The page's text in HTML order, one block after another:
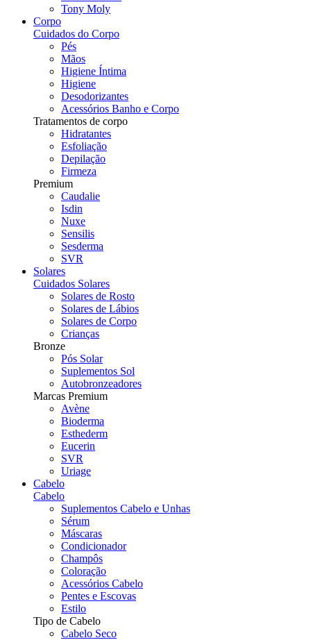
Tony Moly
Corpo
Cuidados do Corpo
Pés
Mãos
Higiene Íntima
Higiene
Desodorizantes
Acessórios Banho e Corpo
Tratamentos de corpo
Hidratantes
Esfoliação
Depilação
Firmeza
Premium
Caudalie
Isdin
Nuxe
Sensilis
Sesderma
SVR
Solares
Cuidados Solares
Solares de Rosto
Solares de Lábios
Solares de Corpo
Crianças
Bronze
Pós Solar
Suplementos Sol
Autobronzeadores
Marcas Premium
Avène
Bioderma
Esthederm
Eucerin
SVR
Uriage
Cabelo
Cabelo
Suplementos Cabelo e Unhas
Sérum
Máscaras
Condicionador
Champôs
Coloração
Acessórios Cabelo
Pentes e Escovas
Estilo
Tipo de Cabelo
Cabelo Seco